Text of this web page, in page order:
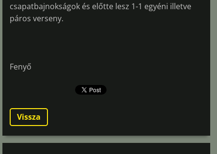
csapatbajnokságok és előtte lesz 1-1 egyéni illetve
páros verseny.
Fenyő
Vissza